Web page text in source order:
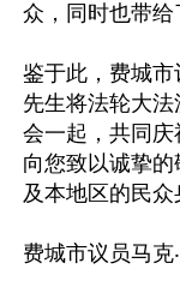
众，同时也带给
鉴于此，费城
先生将法轮大
会一起，共同
向您致以诚挚
及本地区的民众
费城市议员马克